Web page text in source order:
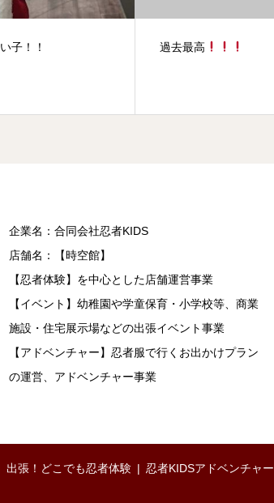
スーパーマリオ忍者
企業名：合同会社忍者KIDS
店舗名：【時空館】
【忍者体験】を中心とした店舗運営事業
【イベント】幼稚園や学童保育・小学校等、商業
施設・住宅展示場などの出張イベント事業
【アドベンチャー】忍者服で行くお出かけプラン
の運営、アドベンチャー事業
出張！どこでも忍者体験 忍者KIDSアドベンチャー